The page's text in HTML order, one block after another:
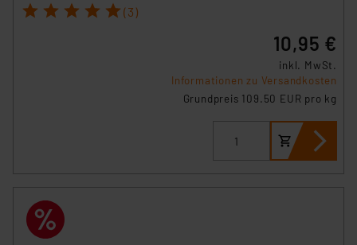
1 2 3 4 5 (3)
10,95 €
inkl. MwSt.
Informationen zu Versandkosten
Grundpreis 109.50 EUR pro kg